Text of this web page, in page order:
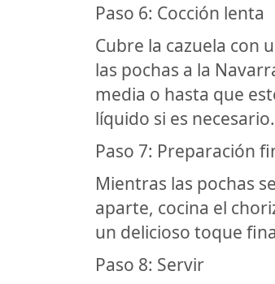
Paso 6: Cocción lenta
Cubre la cazuela con
las pochas a la
media o hasta que
líquido si es necesario.
Paso 7: Preparación
Mientras las pochas
aparte, cocina el
un delicioso toque
Paso 8: Servir